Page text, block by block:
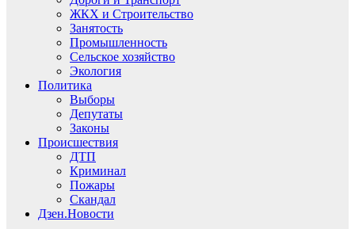
ЖКХ и Строительство
Занятость
Промышленность
Сельское хозяйство
Экология
Политика
Выборы
Депутаты
Законы
Происшествия
ДТП
Криминал
Пожары
Скандал
Дзен.Новости